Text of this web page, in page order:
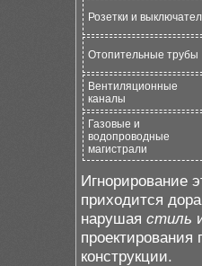
Розетки и
Отопительные трубы
Вентиляционные
каналы
Газовые и
водопроводные
магистрали
Игнорирование
приходится
нарушая стиль
проектирования
конструкции.